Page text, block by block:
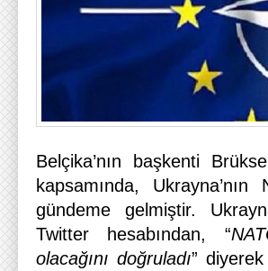
Belçika’nın başkenti
kapsamında,
gündeme gelmiştir.
Twitter hesabından, “
olacağını doğruladı”